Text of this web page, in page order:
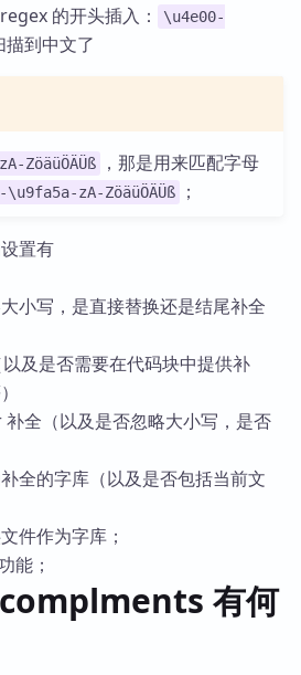
的开头插入：
\u4e00-
描到中文了
ZöäüÖÄÜß
，那是用来匹配字母
\u9fa5a-zA-ZöäüÖÄÜß ；
置有
小写，是直接替换还是结尾补全
及是否需要在代码块中提供补
全（以及是否忽略大小写，是否
全的字库（以及是否包括当前文
件作为字库；
能；
有何